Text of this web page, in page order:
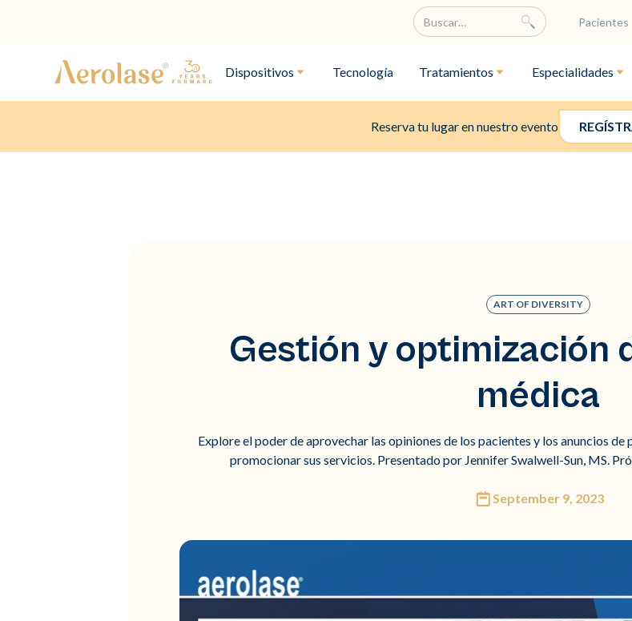
Pacientes
Dispositivos Tecnología Tratamientos Especialidades
Reserva tu lugar en nuestro evento
ART OF DIVERSITY
Gestión y optimización
médica
Explore el poder de aprovechar las opiniones de los pacientes y los anuncios
promocionar sus servicios. Presentado por Jennifer Swalwell-Sun, MS.
September 9, 2023